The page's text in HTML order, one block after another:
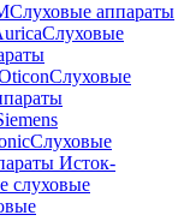
Слуховые аппараты
Слуховые
Слуховые
Слуховые
Исток-
слуховые